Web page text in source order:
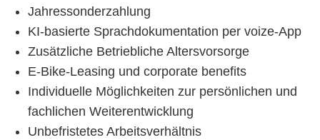
Jahressonderzahlung
KI-basierte Sprachdokumentation per voize-App
Zusätzliche Betriebliche Altersvorsorge
E-Bike-Leasing und corporate benefits
Individuelle Möglichkeiten zur persönlichen und
fachlichen Weiterentwicklung
Unbefristetes Arbeitsverhältnis